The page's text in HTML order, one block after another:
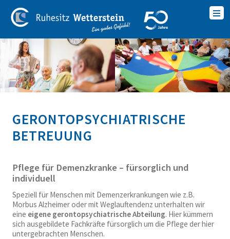
GERONTOPSYCHIATRISCHE
BETREUUNG
Pflege für Demenzkranke – fürsorglich und
individuell
Speziell für Menschen mit Demenzerkrankungen wie z.B.
Morbus Alzheimer oder mit Weglauftendenz unterhalten wir
eine eigene gerontopsychiatrische Abteilung. Hier kümmern
sich ausgebildete Fachkräfte fürsorglich um die Pflege der hier
untergebrachten Menschen.